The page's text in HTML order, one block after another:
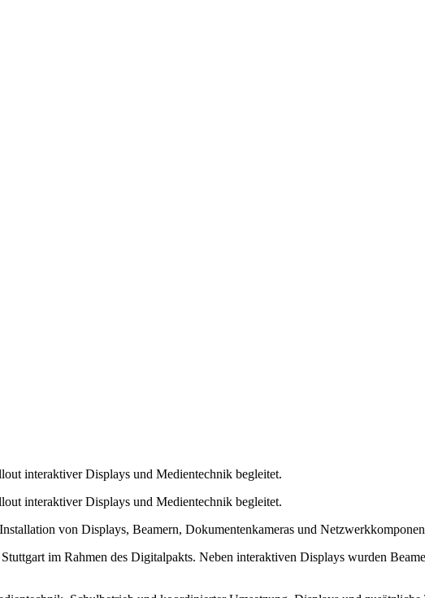
interaktiver Displays und Medientechnik begleitet.
interaktiver Displays und Medientechnik begleitet.
von Displays, Beamern, Dokumentenkameras und
im Rahmen des Digitalpakts. Neben interaktiven Displays wurden